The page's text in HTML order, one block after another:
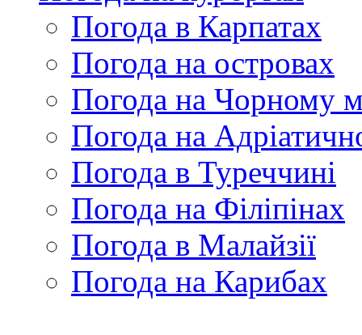
Погода в Карпатах
Погода на островах
Погода на Чорному
Погода на
Погода в Туреччині
Погода на Філіпінах
Погода в Малайзії
Погода на Карибах